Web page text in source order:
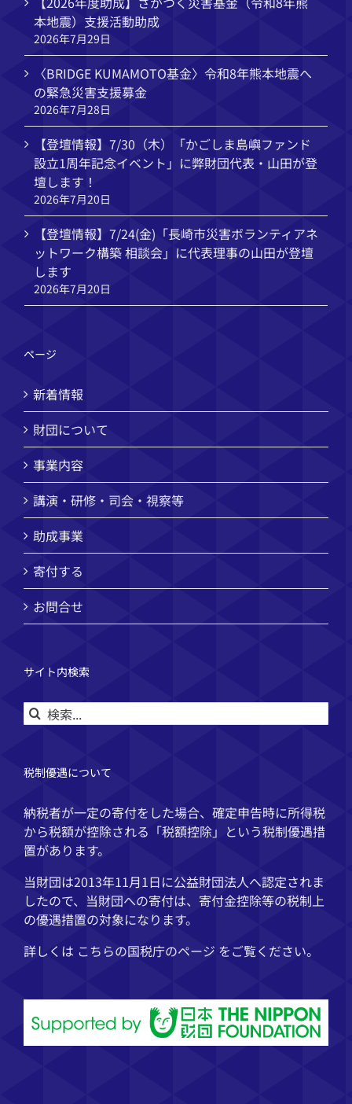
本地震）支援活動助成
2026年7月29日
〈BRIDGE KUMAMOTO基金〉令和8年熊本地震へ
の緊急災害支援募金
2026年7月28日
【登壇情報】7/30（木）「かごしま島嶼ファンド
設立1周年記念イベント」に弊財団代表・山田が登
壇します！
2026年7月20日
【登壇情報】7/24(金)「長崎市災害ボランティアネ
ットワーク構築 相談会」に代表理事の山田が登壇
します
2026年7月20日
ページ
新着情報
財団について
事業内容
講演・研修・司会・視察等
助成事業
寄付する
お問合せ
サイト内検索
検
索
税制優遇について
納税者が一定の寄付をした場合、確定申告時に所得税
から税額が控除される「税額控除」という税制優遇措
置があります。
当財団は2013年11月1日に公益財団法人へ認定されま
したので、当財団への寄付は、寄付金控除等の税制上
の優遇措置の対象になります。
詳しくは こちらの国税庁のページ をご覧ください。